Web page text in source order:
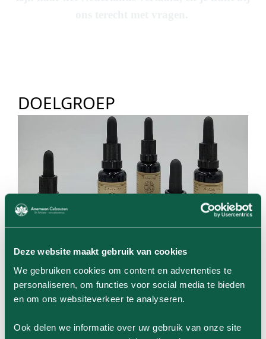
Deze website maakt gebruik van cookies
We gebruiken cookies om content en advertenties te
personaliseren, om functies voor social media te bieden
en om ons websiteverkeer te analyseren.
Ook delen we informatie over uw gebruik van onze site
DOELGROEP
Voel je je emotioneel gespannen en mentaal